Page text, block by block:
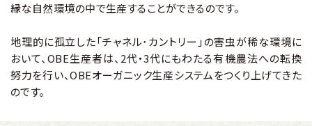
縁な自然環境の中で生産することができるのです。
地理的に孤立した「チャネル･カントリー」の害虫が稀な環境に
おいて、OBE生産者は、2代‧3代にもわたる有機農法への転換
努力を行い、OBEオーガニック生産システムをつくり上げてきた
のです。